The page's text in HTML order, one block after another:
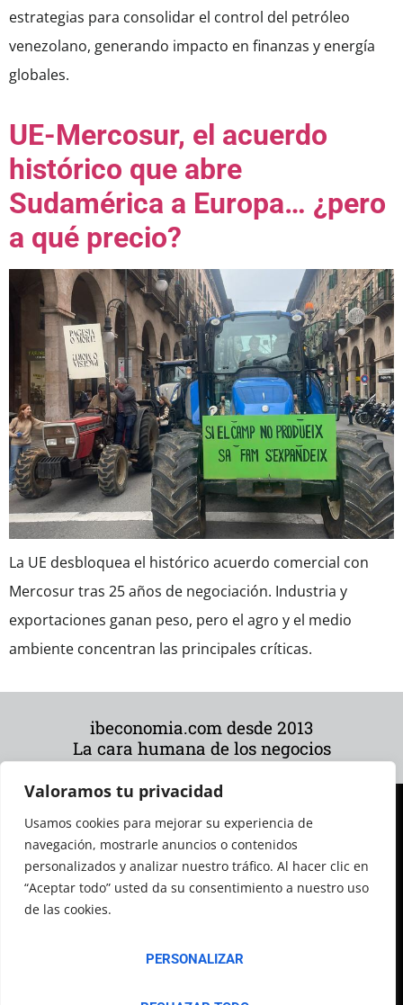
Valoramos tu privacidad
Usamos cookies para mejorar su experiencia de
navegación, mostrarle anuncios o contenidos
personalizados y analizar nuestro tráfico. Al hacer clic en
“Aceptar todo” usted da su consentimiento a nuestro uso
de las cookies.
PERSONALIZAR
estrategias para consolidar el control del petróleo
venezolano, generando impacto en finanzas y energía
globales.
UE-Mercosur, el acuerdo
histórico que abre
Sudamérica a Europa… ¿pero
a qué precio?
La UE desbloquea el histórico acuerdo comercial con
Mercosur tras 25 años de negociación. Industria y
exportaciones ganan peso, pero el agro y el medio
ambiente concentran las principales críticas.
ibeconomia.com desde 2013
La cara humana de los negocios